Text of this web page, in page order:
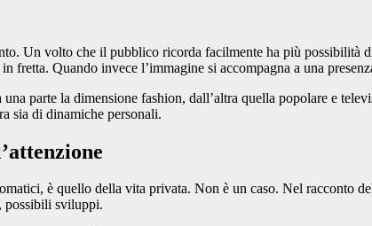
Un volto che il pubblico ricorda facilmente ha più possibilità
fretta. Quando invece l’immagine si accompagna a una
parte la dimensione fashion, dall’altra quella popolare e
sia di dinamiche personali.
è quello della vita privata. Non è un caso. Nel racconto
possibili sviluppi.